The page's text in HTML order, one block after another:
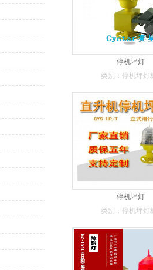
停机坪灯
类别：停机坪灯
停机坪灯
类别：停机坪灯